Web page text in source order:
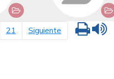
21 Siguiente página siguiente
Imprimir